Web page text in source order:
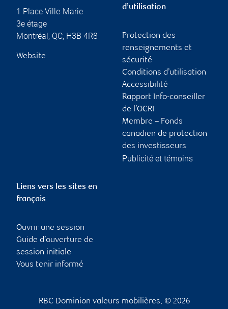
1 Place Ville-Marie
3e étage
Montréal, QC, H3B 4R8
Website
d’utilisation
Protection des
renseignements et
sécurité
Conditions d’utilisation
Accessibilité
Rapport Info-conseiller
de l’OCRI
Membre – Fonds
canadien de protection
des investisseurs
Publicité et témoins
Liens vers les sites en
français
Ouvrir une session
Guide d’ouverture de
session initiale
Vous tenir informé
RBC Dominion valeurs mobilières, © 2026